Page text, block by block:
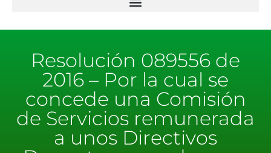
Resolución 089556 de
2016 – Por la cual se
concede una Comisión
de Servicios remunerada
a unos Directivos